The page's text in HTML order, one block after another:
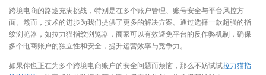
跨境电商的路途充满挑战，特别是在多个账户管理、账号安全与平台风控方
面。然而，技术的进步为我们提供了更多的解决方案。通过选择一款超强的指
纹浏览器，如拉力猫指纹浏览器，商家可以有效避免平台的反作弊机制，确保
多个电商账户的独立性和安全，提升运营效率与竞争力。
如果你也正在为多个跨境电商账户的安全问题而烦恼，那么不妨试试拉力猫指